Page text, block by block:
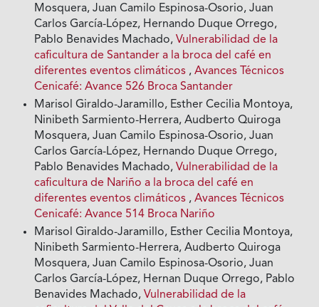
Mosquera, Juan Camilo Espinosa-Osorio, Juan
Carlos García-López, Hernando Duque Orrego,
Pablo Benavides Machado,Vulnerabilidad de la
caficultura de Santander a la broca del café en
diferentes eventos climáticos ,Avances Técnicos
Cenicafé: Avance 526 Broca Santander
Marisol Giraldo-Jaramillo, Esther Cecilia Montoya,
Ninibeth Sarmiento-Herrera, Audberto Quiroga
Mosquera, Juan Camilo Espinosa-Osorio, Juan
Carlos García-López, Hernando Duque Orrego,
Pablo Benavides Machado,Vulnerabilidad de la
caficultura de Nariño a la broca del café en
diferentes eventos climáticos ,Avances Técnicos
Cenicafé: Avance 514 Broca Nariño
Marisol Giraldo-Jaramillo, Esther Cecilia Montoya,
Ninibeth Sarmiento-Herrera, Audberto Quiroga
Mosquera, Juan Camilo Espinosa-Osorio, Juan
Carlos García-López, Hernan Duque Orrego, Pablo
Benavides Machado,Vulnerabilidad de la